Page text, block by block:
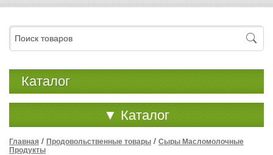
Каталог
▼ Каталог
Главная / Продовольственные товары / Сыры Масломолочные
Продукты